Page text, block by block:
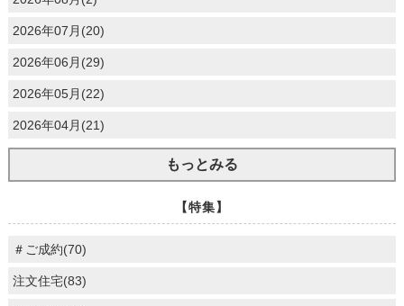
2026年07月(20)
2026年06月(29)
2026年05月(22)
2026年04月(21)
もっとみる
【特集】
＃ご成約(70)
注文住宅(83)